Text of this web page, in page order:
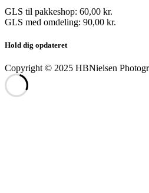
GLS til pakkeshop: 60,00 kr.
GLS med omdeling: 90,00 kr.
Hold dig opdateret
Copyright © 2025 HBNielsen